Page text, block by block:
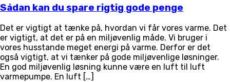
Sådan kan du spare rigtig gode penge
Det er vigtigt at tænke på, hvordan vi får vores varme. Det
er vigtigt, at det er på en miljøvenlig måde. Vi bruger i
vores husstande meget energi på varme. Derfor er det
også vigtigt, at vi tænker på gode miljøvenlige løsninger.
En god miljøvenlig løsning kunne være en luft til luft
varmepumpe. En luft […]